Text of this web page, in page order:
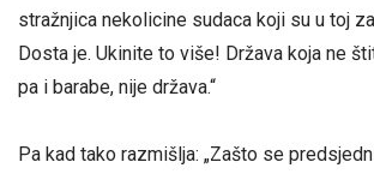
stražnjica nekolicine sudaca koji su u toj
Dosta je. Ukinite to više! Država koja ne
pa i barabe, nije država.“
Pa kad tako razmišlja: „Zašto se